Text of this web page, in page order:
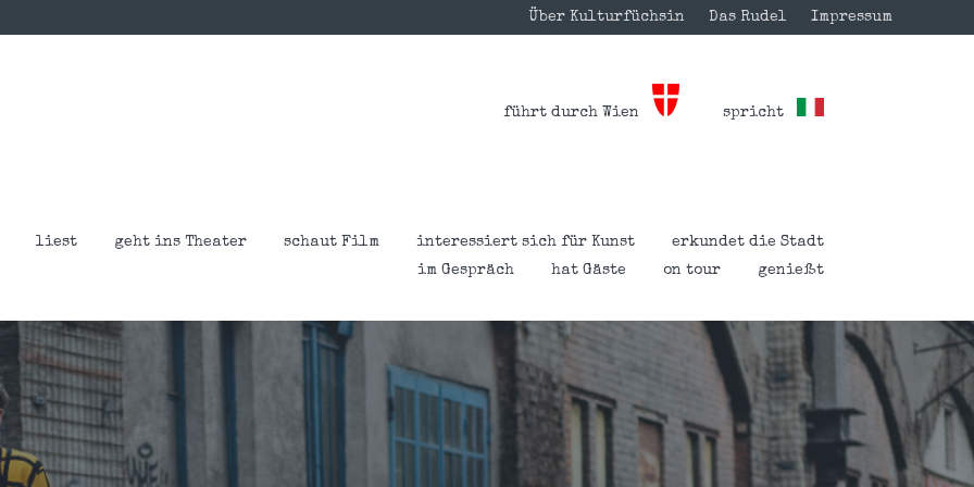
Über Kulturfüchsin Das Rudel Impressum
führt durch Wien spricht
liest geht ins Theater schaut Film interessiert sich für Kunst
erkundet die Stadt
im Gespräch
hat Gäste on tour genießt